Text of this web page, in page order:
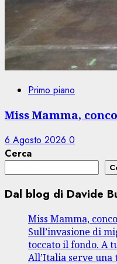
Primo piano
Miss Mamma,
6 Agosto 2026 0
Cerca
Dal blog di Davide
Miss Mamma,
Sull’invasione di
toccato il fondo. A
All’Italia serve una